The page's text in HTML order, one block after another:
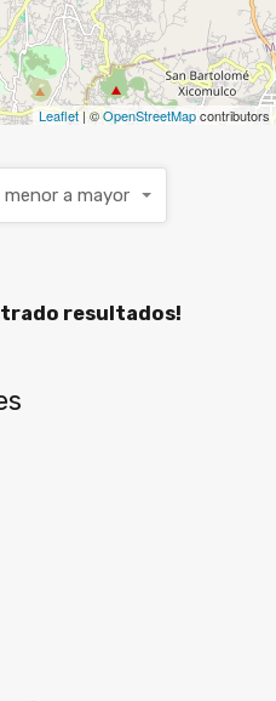
Leaflet| ©OpenStreetMapcontributors
a mayor
resultados!